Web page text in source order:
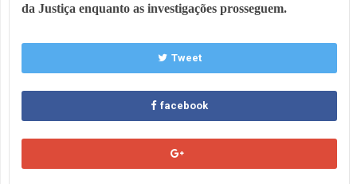
da Justiça enquanto as investigações prosseguem.
Tweet
facebook